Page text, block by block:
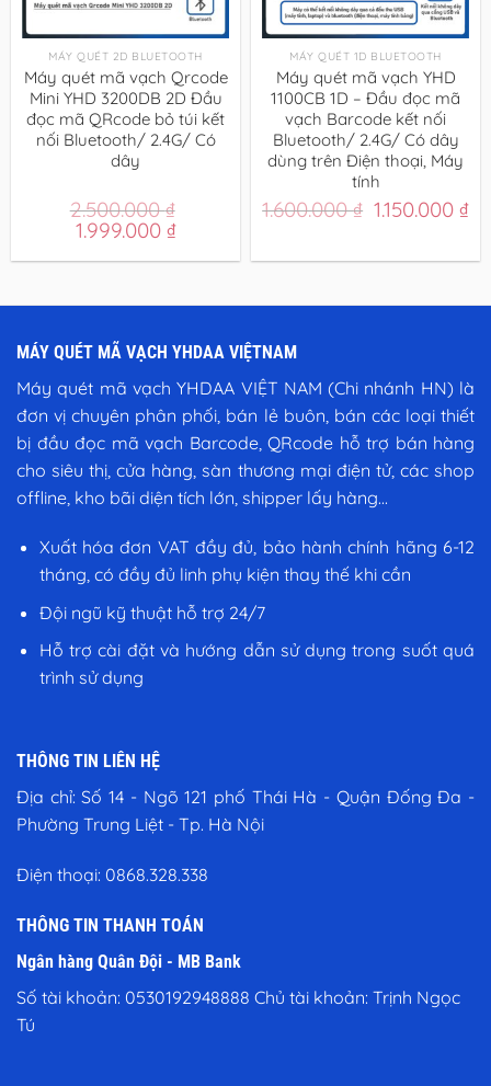
MÁY QUÉT 2D BLUETOOTH
Máy quét mã vạch Qrcode
Mini YHD 3200DB 2D Đầu
đọc mã QRcode bỏ túi kết
nối Bluetooth/ 2.4G/ Có
dây
2.500.000₫
Giá
là:
1.999.000 ₫Giá
tại
1.999.000 ₫.
MÁY QUÉT 1D BLUETOOTH
Máy quét mã vạch YHD
1100CB 1D – Đầu đọc mã
vạch Barcode kết nối
Bluetooth/ 2.4G/ Có dây
dùng trên Điện thoại, Máy
tính
1.600.000₫ Giá
1.600.000 ₫.
1.150.000 ₫
là:
MÁY QUÉT MÃ VẠCH YHDAA VIỆTNAM
Máy quét mã vạch YHDAA VIỆT NAM (Chi nhánh HN) là
đơn vị chuyên phân phối, bán lẻ buôn, bán các loại thiết
bị đầu đọc mã vạch Barcode, QRcode hỗ trợ bán hàng
cho siêu thị, cửa hàng, sàn thương mại điện tử, các shop
offline, kho bãi diện tích lớn, shipper lấy hàng...
Xuất hóa đơn VAT đầy đủ, bảo hành chính hãng 6-12
tháng, có đầy đủ linh phụ kiện thay thế khi cần
Đội ngũ kỹ thuật hỗ trợ 24/7
Hỗ trợ cài đặt và hướng dẫn sử dụng trong suốt quá
trình sử dụng
THÔNG TIN LIÊN HỆ
Địa chỉ: Số 14 - Ngõ 121 phố Thái Hà - Quận Đống Đa -
Phường Trung Liệt - Tp. Hà Nội
Điện thoại: 0868.328.338
THÔNG TIN THANH TOÁN
Ngân hàng Quân Đội - MB Bank
Số tài khoản: 0530192948888 Chủ tài khoản: Trịnh Ngọc
Tú